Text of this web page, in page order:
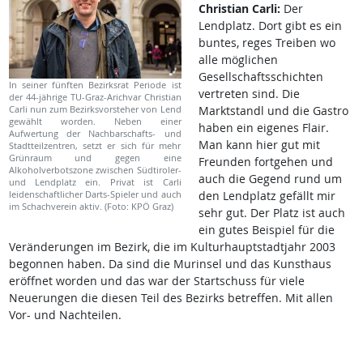
In seiner fünften Bezirksrat Periode ist
der 44-jährige TU-Graz-Arichvar Christian
Carli nun zum Bezirksvorsteher von Lend
gewählt worden. Neben einer
Aufwertung der Nachbarschafts- und
Stadtteilzentren, setzt er sich für mehr
Grünraum und gegen eine
Alkoholverbotszone zwischen Südtiroler-
und Lendplatz ein. Privat ist Carli
leidenschaftlicher Darts-Spieler und auch
im Schachverein aktiv. (Foto: KPÖ Graz)
Christian Carli: Der
Lendplatz. Dort gibt es ein
buntes, reges Treiben wo
alle möglichen
Gesellschaftsschichten
vertreten sind. Die
Marktstandl und die Gastro
haben ein eigenes Flair.
Man kann hier gut mit
Freunden fortgehen und
auch die Gegend rund um
den Lendplatz gefällt mir
sehr gut. Der Platz ist auch
ein gutes Beispiel für die
Veränderungen im Bezirk, die im Kulturhauptstadtjahr 2003
begonnen haben. Da sind die Murinsel und das Kunsthaus
eröffnet worden und das war der Startschuss für viele
Neuerungen die diesen Teil des Bezirks betreffen. Mit allen
Vor- und Nachteilen.